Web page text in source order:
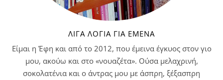
ΛΊΓΑ ΛΌΓΙΑ ΓΙΑ ΕΜΈΝΑ
Είμαι η Έφη και από το 2012, που έμεινα έγκυος στον γιο
μου, ακούω και στο «νουαζέτα». Ούσα μελαχρινή,
σοκολατένια και ο άντρας μου με άσπρη, ξέξασπρη